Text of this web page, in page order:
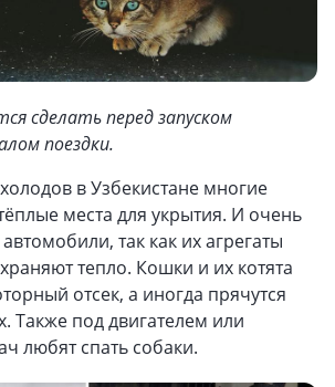
сделать перед запуском
поездки.
в Узбекистане многие
места для укрытия. И очень
так как их агрегаты
тепло. Кошки и их котята
отсек, а иногда прячутся
Также под двигателем или
любят спать собаки.